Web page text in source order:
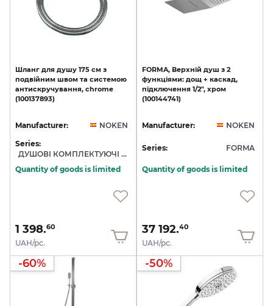
Шланг для душу 175 см з
подвійним швом та системою
антискручування, chrome
(100137893)
Manufacturer:
NOKEN
Series:
ДУШОВІ КОМПЛЕКТУЮЧІ NOKEN
Quantity of goods is limited
1 398.60
UAH/pc.
FORMA, Верхній душ з 2
функціями: дощ + каскад,
підключення 1/2", хром
(100144741)
Manufacturer: NOKEN
Series: FORMA
Quantity of goods is limited
37 192.40
UAH/pc.
-60% -50%